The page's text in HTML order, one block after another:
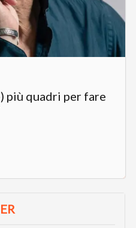
più quadri per fare